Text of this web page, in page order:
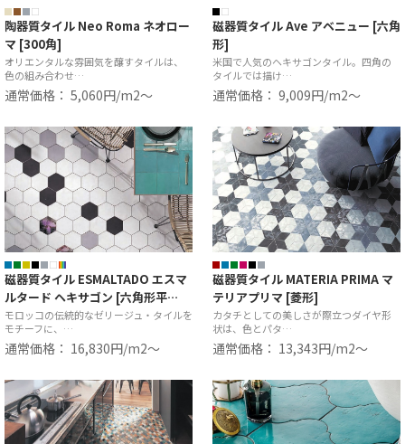
陶器質タイル Neo Roma ネオロー
マ [300角]
オリエンタルな雰囲気を醸すタイルは、
色の組み合わせ…
通常価格： 5,060円/m2〜
磁器質タイル Ave アベニュー [六角
形]
米国で人気のヘキサゴンタイル。四角の
タイルでは描け…
通常価格： 9,009円/m2〜
磁器質タイル ESMALTADO エスマ
ルタード ヘキサゴン [六角形平…
モロッコの伝統的なゼリージュ・タイルを
モチーフに、…
通常価格： 16,830円/m2〜
磁器質タイル MATERIA PRIMA マ
テリアプリマ [菱形]
カタチとしての美しさが際立つダイヤ形
状は、色とパタ…
通常価格： 13,343円/m2〜